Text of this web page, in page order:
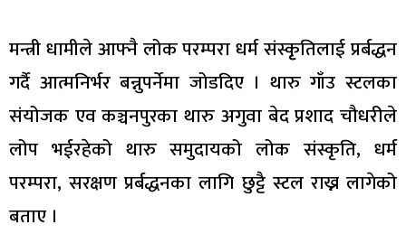
मन्त्री धामीले आफ्नै लोक परम्परा धर्म संस्कृृतिलाई प्रर्बद्धन
गर्दै आत्मनिर्भर बन्नुपर्नेमा जोडदिए । थारु गाँउ स्टलका
संयोजक एव कञ्चनपुरका थारु अगुवा बेद प्रशाद चौधरीले
लोप भईरहेको थारु समुदायको लोक संस्कृति, धर्म
परम्परा, सरक्षण प्रर्बद्धनका लागि छुट्टै स्टल राख्न लागेको
बताए ।